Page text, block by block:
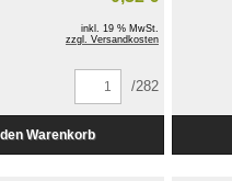
inkl. 19 % MwSt.
zzgl. Versandkosten
/282